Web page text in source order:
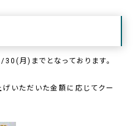
30(月) までとなっております。
いただいた金額に応じてクー